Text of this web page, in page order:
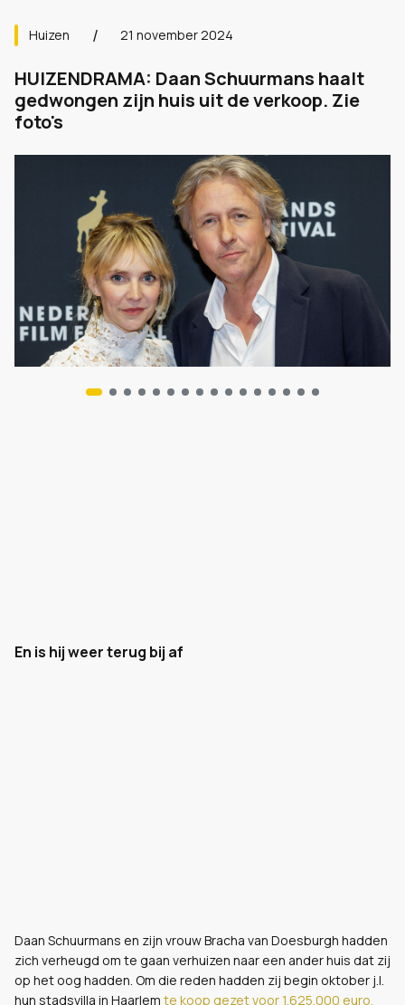
Huizen 21 november 2024
HUIZENDRAMA: Daan Schuurmans haalt
gedwongen zijn huis uit de verkoop. Zie
foto's
En is hij weer terug bij af
Daan Schuurmans en zijn vrouw Bracha van Doesburgh hadden
zich verheugd om te gaan verhuizen naar een ander huis dat zij
op het oog hadden. Om die reden hadden zij begin oktober j.l.
hun stadsvilla in Haarlem te koop gezet voor 1.625.000 euro.